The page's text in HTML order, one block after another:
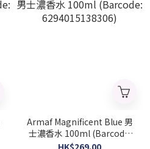
Armaf Magnificent Blue 男
士濃香水 100ml (Barcode:
6294015138306)
HK$269.00